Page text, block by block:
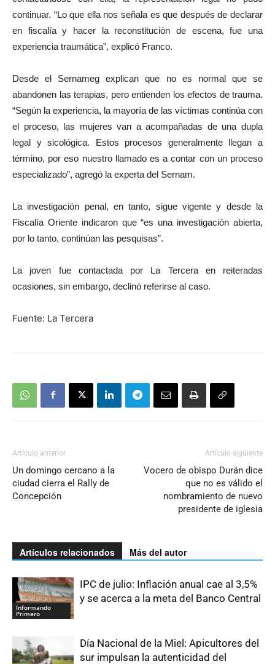
continuar. “Lo que ella nos señala es que después de declarar
en fiscalía y hacer la reconstitución de escena, fue una
experiencia traumática”, explicó Franco.
Desde el Sernameg explican que no es normal que se
abandonen las terapias, pero entienden los efectos de trauma.
“Según la experiencia, la mayoría de las víctimas continúa con
el proceso, las mujeres van a acompañadas de una dupla
legal y sicológica. Estos procesos generalmente llegan a
término, por eso nuestro llamado es a contar con un proceso
especializado”, agregó la experta del Sernam.
La investigación penal, en tanto, sigue vigente y desde la
Fiscalía Oriente indicaron que “es una investigación abierta,
por lo tanto, continúan las pesquisas”.
La joven fue contactada por La Tercera en reiteradas
ocasiones, sin embargo, declinó referirse al caso.
Fuente: La Tercera
Artículo anterior
Un domingo cercano a la
ciudad cierra el Rally de
Concepción
Artículo siguiente
Vocero de obispo Durán dice
que no es válido el
nombramiento de nuevo
presidente de iglesia
Artículos relacionados Más del autor
Informando
Primero
IPC de julio: Inflación anual cae al 3,5%
y se acerca a la meta del Banco Central
Día Nacional de la Miel: Apicultores del
sur impulsan la autenticidad del